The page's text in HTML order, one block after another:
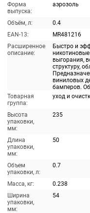
Форма
выпуска:
аэрозоль
Объём, л:
0.4
EAN-13:
MR481216
Расширенное
описание:
Быстро и
выгорания,
структуру,
виниловых
бамперов.
Товарная
группа:
уход и
Высота
упаковки,
мм:
235
Длина
упаковки,
мм:
50
Объем
упаковки, л:
0.7
Масса, кг:
0.238
Ширина
упаковки,
мм:
54